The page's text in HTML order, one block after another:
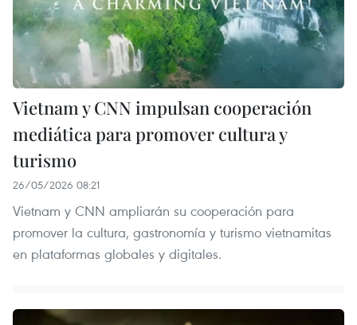
Vietnam y CNN impulsan cooperación
mediática para promover cultura y
turismo
26/05/2026 08:21
Vietnam y CNN ampliarán su cooperación para
promover la cultura, gastronomía y turismo vietnamitas
en plataformas globales y digitales.